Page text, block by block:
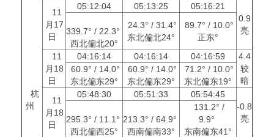
杭
州
11
月17
日
05:12:04 05:13:25
05:16:21
0.9
亮
339.7° / 22.3°
西北偏北20°
24.3° / 31.4°
东北偏北24°
89.7° / 10.0°
正东°
11
月18
日
04:16:14 04:16:14 04:16:59
4.4
较
暗
60.9° / 14.0°
东北偏东29°
60.9° / 14.0°
东北偏东29°
71.2° / 10.0°
东北偏东19°
11
月18
日
05:48:30 05:51:33
05:54:45
-0.8
亮
295.3° / 11.1°
西北偏西25°
213.3° / 64.9°
西南偏南33°
131.2° /
9.9°
东南偏东41°